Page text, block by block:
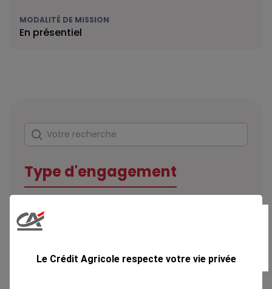
MODALITÉ DE MISSION
En présentiel
Rechercher
Votre recherche
Type d'engagement
Le Crédit Agricole respecte votre vie privée